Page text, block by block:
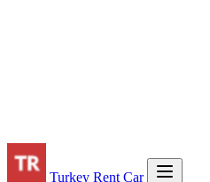
Turkey Rent Car